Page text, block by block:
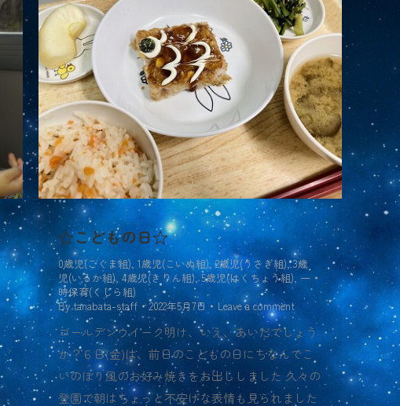
☆こどもの日☆
0歳児(こぐま組) 1歳児(こいぬ組) ,2歳児(うさぎ組),3歳
児(いるか組) 4歳児(きりん組),5歳児(はくちょう組) 一
時保育(くじら組)
Bytanabata-staff 2022年5月7日 Leave a comment
ゴールデンウイーク明け、いえ、あいだでしょう
か？６日(金)は、前日のこどもの日にちなんでこ
いのぼり風のお好み焼きをお出ししました 久々の
登園で朝はちょっと不安げな表情も見られました